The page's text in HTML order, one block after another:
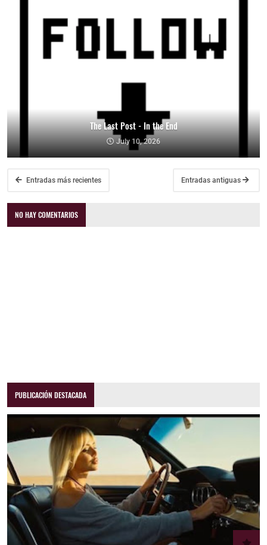
The Last Post - In the End
July 10, 2026
Entradas más recientes Entradas antiguas
NO HAY COMENTARIOS
PUBLICACIÓN DESTACADA